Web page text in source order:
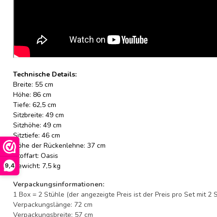
9,4
Technische Details:
Breite: 55 cm
Höhe: 86 cm
Tiefe: 62,5 cm
Sitzbreite: 49 cm
Sitzhöhe: 49 cm
Sitztiefe: 46 cm
Höhe der Rückenlehne: 37 cm
Stoffart: Oasis
Gewicht: 7,5 kg
Verpackungsinformationen:
1 Box = 2 Stühle (der angezeigte Preis ist der Preis pro Set mit 2
Verpackungslänge: 72 cm
Verpackungsbreite: 57 cm